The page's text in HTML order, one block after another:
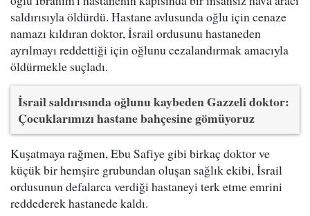
saldırısıyla öldürdü. Hastane avlusunda oğlu için cenaze
namazı kıldıran doktor, İsrail ordusunu hastaneden
ayrılmayı reddettiği için oğlunu cezalandırmak amacıyla
öldürmekle suçladı.
İsrail saldırısında oğlunu kaybeden Gazzeli doktor:
Çocuklarımızı hastane bahçesine gömüyoruz
Kuşatmaya rağmen, Ebu Safiye gibi birkaç doktor ve
küçük bir hemşire grubundan oluşan sağlık ekibi, İsrail
ordusunun defalarca verdiği hastaneyi terk etme emrini
reddederek hastanede kaldı.